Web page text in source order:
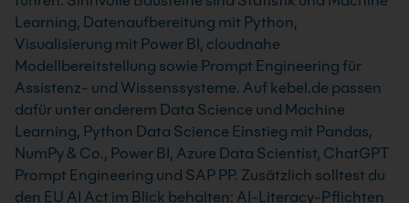
Learning, Datenaufbereitung mit Python,
Visualisierung mit Power BI, cloudnahe
Modellbereitstellung sowie Prompt Engineering für
Assistenz- und Wissenssysteme. Auf kebel.de passen
dafür unter anderem Data Science und Machine
Learning, Python Data Science Einstieg mit Pandas,
NumPy & Co., Power BI, Azure Data Scientist, ChatGPT
Prompt Engineering und SAP PP. Zusätzlich solltest du
den EU AI Act im Blick behalten: AI-Literacy-Pflichten